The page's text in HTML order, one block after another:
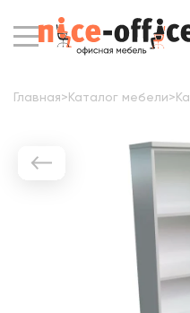
Главная> Каталог мебели>